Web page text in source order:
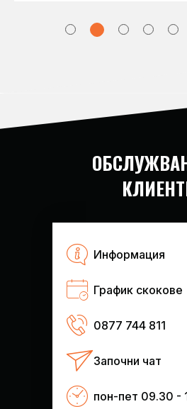
Информация
График скокове
0877 744 811
Започни чат
пон-пет 09.30 -